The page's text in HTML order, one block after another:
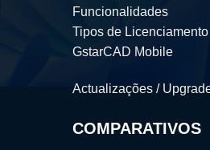
Funcionalidades
Tipos de Licenciamento
GstarCAD Mobile
Actualizações /
COMPARATIVOS